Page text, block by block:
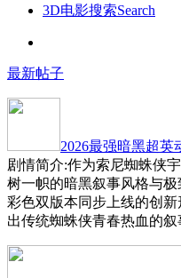
3D电影搜索Search
最新帖子
2026最强暗黑超英
剧情简介:作为索尼蜘蛛侠
树一帜的暗黑叙事风格与
彩色双版本同步上线的创
出传统蜘蛛侠青春热血的